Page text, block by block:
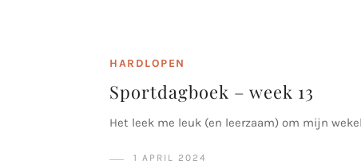
HARDLOPEN
Sportdagboek – week 13
Het leek me leuk (en leerzaam) om mijn
1 APRIL 2024